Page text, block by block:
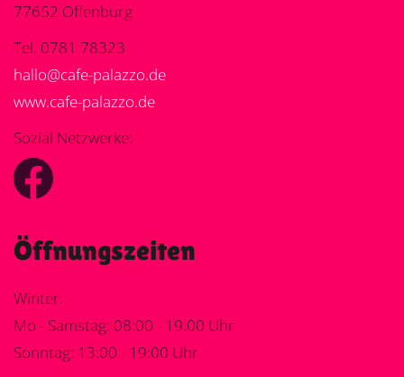
77652 Offenburg
Tel. 0781 78323
hallo@cafe-palazzo.de
www.cafe-palazzo.de
Sozial Netzwerke:
Öffnungszeiten
Winter:
Mo - Samstag: 08:00 - 19:00 Uhr
Sonntag: 13:00 - 19:00 Uhr